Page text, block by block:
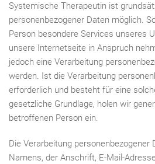
Systemische Therapeutin ist
personenbezogener Daten möglich.
Person besondere Services unseres
unsere Internetseite in Anspruch
jedoch eine Verarbeitung
werden. Ist die Verarbeitung
erforderlich und besteht für eine
gesetzliche Grundlage, holen wir
betroffenen Person ein.
Die Verarbeitung personenbezogener
Namens, der Anschrift, E-Mail-